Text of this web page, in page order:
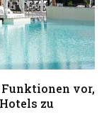
vor,
zu